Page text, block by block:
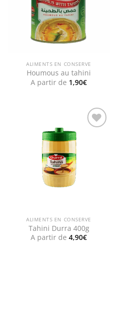
ALIMENTS EN CONSERVE
Houmous au tahini
A partir de 1,90€
ALIMENTS EN CONSERVE
Tahini Durra 400g
A partir de 4,90€